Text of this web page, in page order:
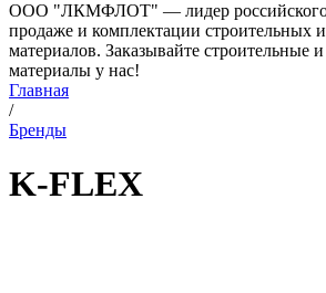
ООО "ЛКМФЛОТ" — лидер российского
продаже и комплектации строительных
материалов. Заказывайте строительные
материалы у нас!
Главная
/
Бренды
K-FLEX